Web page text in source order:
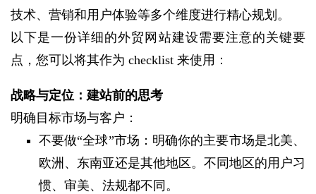
技术、营销和用户体验等多个维度进行精心规划。
以下是一份详细的外贸网站建设需要注意的关键要
点，您可以将其作为 checklist 来使用：
战略与定位：建站前的思考
明确目标市场与客户：
不要做“全球”市场：明确你的主要市场是北美、
欧洲、东南亚还是其他地区。不同地区的用户习
惯、审美、法规都不同。